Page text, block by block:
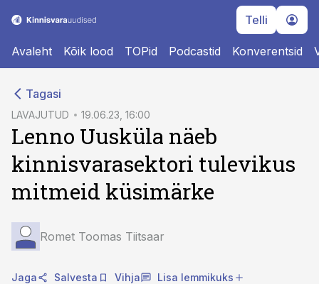
Telli
Avaleht Kõik lood TOPid Podcastid Konverentsid
Tagasi
LAVAJUTUD 19.06.23, 16:00
Lenno Uusküla näeb
kinnisvarasektori tulevikus
mitmeid küsimärke
Romet Toomas Tiitsaar
Jaga Salvesta Vihja Lisa lemmikuks